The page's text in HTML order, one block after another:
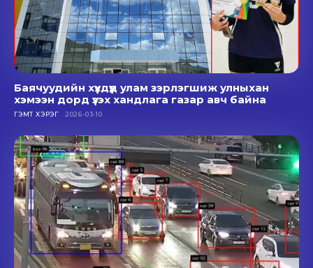
Баячуудийн хүүхдүүд улам зэрлэгшиж улныхан
хэмээн дорд үзэх хандлага газар авч байна
ГЭМТ ХЭРЭГ 2026-03-10